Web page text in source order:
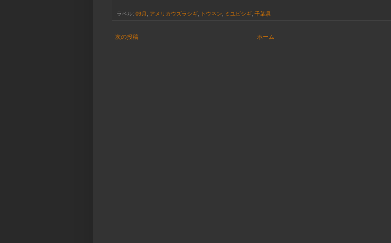
ラベル: 09月 アメリカウズラシギ トウネン ミユビシギ 千葉県
次の投稿 ホーム